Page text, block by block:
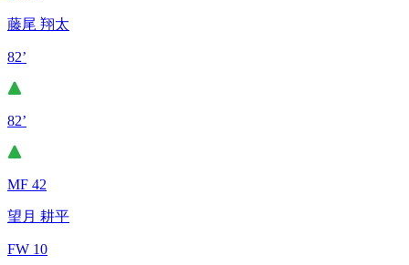
藤尾 翔太
82’
82’
MF 42
望月 耕平
FW 10